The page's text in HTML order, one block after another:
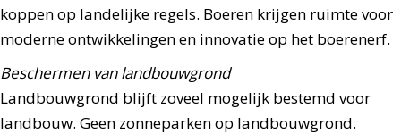
koppen op landelijke regels. Boeren krijgen ruimte voor
moderne ontwikkelingen en innovatie op het boerenerf.
Beschermen van landbouwgrond
Landbouwgrond blijft zoveel mogelijk bestemd voor
landbouw. Geen zonneparken op landbouwgrond.